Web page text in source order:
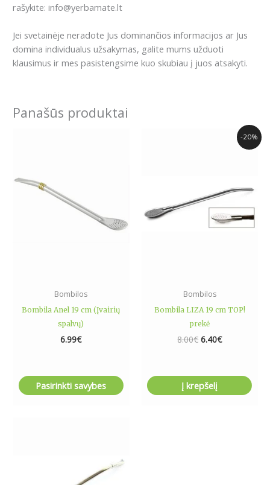
rašykite: info@yerbamate.lt
Jei svetainėje neradote Jus dominančios informacijos ar Jus
domina individualus užsakymas, galite mums užduoti
klausimus ir mes pasistengsime kuo skubiau į juos atsakyti.
Panašūs produktai
Bombilos
Bombila Anel 19 cm (Įvairių
spalvų)
6.99€
Pasirinkti savybes
The
options
product
page
-20%
Bombilos
Bombila LIZA 19 cm TOP!
prekė
8.00€ 6.40€
Current
price
Į krepšelį